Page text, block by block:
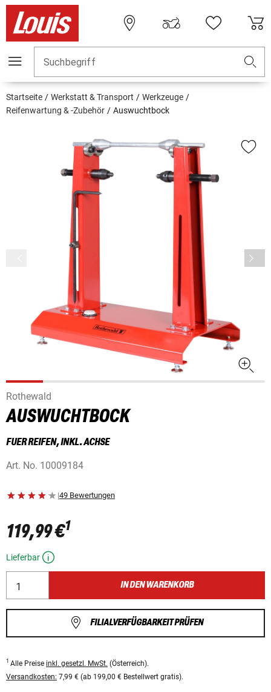
Suchbegriff
Startseite Werkstatt & Transport
Werkzeuge
Reifenwartung & -Zubehör
Auswuchtbock
Rothewald
AUSWUCHTBOCK
FUER REIFEN, INKL. ACHSE
Art. No. 10009184
|49 Bewertungen
119,99 €1
Lieferbar
IN DEN WARENKORB
FILIALVERFÜGBARKEIT PRÜFEN
1 Alle Preise inkl. gesetzl. MwSt. (Österreich).
Versandkosten: 7,99 € (ab 199,00 € Bestellwert gratis).